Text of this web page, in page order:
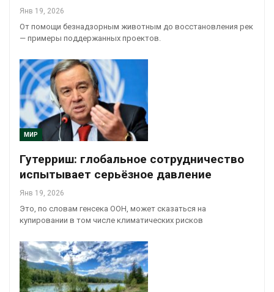
Янв 19, 2026
От помощи безнадзорным животным до восстановления рек
— примеры поддержанных проектов.
МИР
Гутерриш: глобальное сотрудничество
испытывает серьёзное давление
Янв 19, 2026
Это, по словам генсека ООН, может сказаться на
купировании в том числе климатических рисков